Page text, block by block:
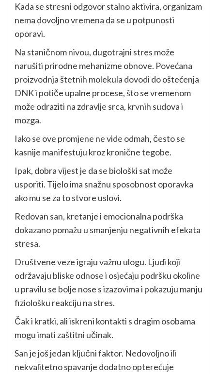
Kada se stresni odgovor stalno aktivira, organizam
nema dovoljno vremena da se u potpunosti
oporavi.
Na staničnom nivou, dugotrajni stres može
narušiti prirodne mehanizme obnove. Povećana
proizvodnja štetnih molekula dovodi do oštećenja
DNK i potiče upalne procese, što se vremenom
može odraziti na zdravlje srca, krvnih sudova i
mozga.
Iako se ove promjene ne vide odmah, često se
kasnije manifestuju kroz kronične tegobe.
Ipak, dobra vijest je da se biološki sat može
usporiti. Tijelo ima snažnu sposobnost oporavka
ako mu se za to stvore uslovi.
Redovan san, kretanje i emocionalna podrška
dokazano pomažu u smanjenju negativnih efekata
stresa.
Društvene veze igraju važnu ulogu. Ljudi koji
održavaju bliske odnose i osjećaju podršku okoline
u pravilu se bolje nose s izazovima i pokazuju manju
fiziološku reakciju na stres.
Čak i kratki, ali iskreni kontakti s dragim osobama
mogu imati zaštitni učinak.
San je još jedan ključni faktor. Nedovoljno ili
nekvalitetno spavanje dodatno opterećuje